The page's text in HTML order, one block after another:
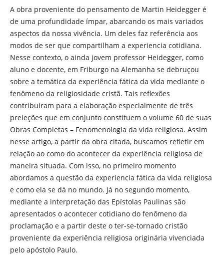
A obra proveniente do pensamento de Martin Heidegger é
de uma profundidade ímpar, abarcando os mais variados
aspectos da nossa vivência. Um deles faz referência aos
modos de ser que compartilham a experiencia cotidiana.
Nesse contexto, o ainda jovem professor Heidegger, como
aluno e docente, em Friburgo na Alemanha se debruçou
sobre a temática da experiência fática da vida mediante o
fenômeno da religiosidade cristã. Tais reflexões
contribuíram para a elaboração especialmente de três
preleções que em conjunto constituem o volume 60 de suas
Obras Completas – Fenomenologia da vida religiosa. Assim
nesse artigo, a partir da obra citada, buscamos refletir em
relação ao como do acontecer da experiência religiosa de
maneira situada. Com isso, no primeiro momento
abordamos a questão da experiencia fática da vida religiosa
e como ela se dá no mundo. Já no segundo momento,
mediante a interpretação das Epístolas Paulinas são
apresentados o acontecer cotidiano do fenômeno da
proclamação e a partir deste o ter-se-tornado cristão
proveniente da experiência religiosa originária vivenciada
pelo apóstolo Paulo.